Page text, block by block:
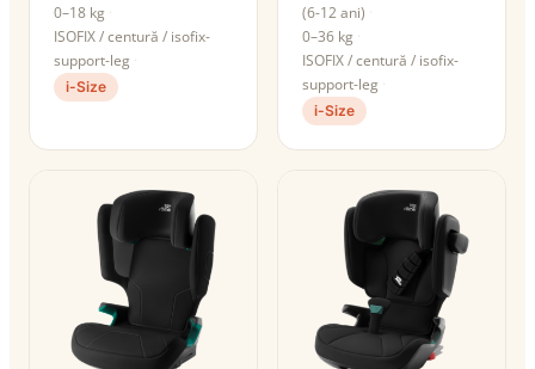
0–18 kg
ISOFIX / centură / isofix-
support-leg
i-Size
(6-12 ani)
0–36 kg
ISOFIX / centură / isofix-
support-leg
i-Size